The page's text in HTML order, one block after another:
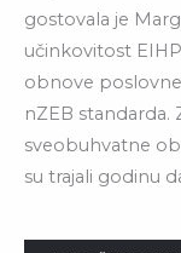
gostovala je
učinkovitost
obnove
nZEB
sveobuhvatne
su trajali godinu